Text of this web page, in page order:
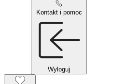
Kontakt i pomoc
Wyloguj